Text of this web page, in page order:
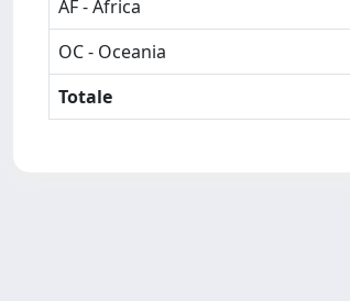
AF - Africa
OC - Oceania
Totale